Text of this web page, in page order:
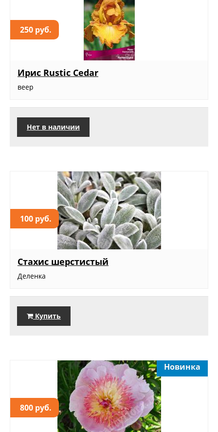
250 руб.
Ирис Rustic Cedar
веер
Нет в наличии
100 руб.
Стахис шерстистый
Деленка
Купить
800 руб.
Новинка